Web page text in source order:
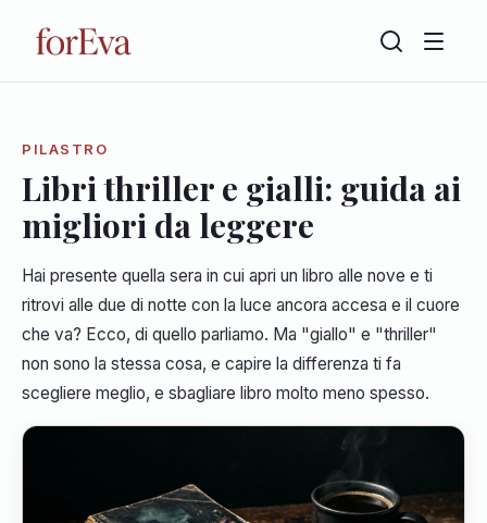
PILASTRO
Libri thriller e gialli: guida ai
migliori da leggere
Hai presente quella sera in cui apri un libro alle nove e ti
ritrovi alle due di notte con la luce ancora accesa e il cuore
che va? Ecco, di quello parliamo. Ma "giallo" e "thriller"
non sono la stessa cosa, e capire la differenza ti fa
scegliere meglio, e sbagliare libro molto meno spesso.